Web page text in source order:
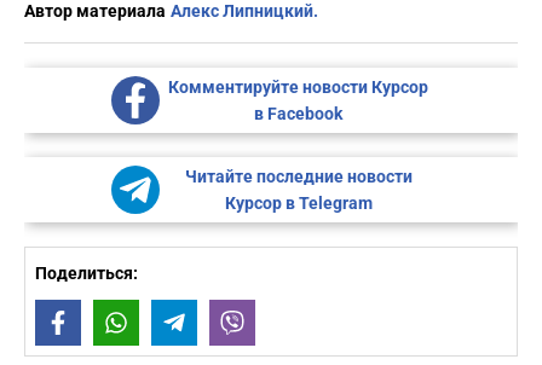
Автор материала Алекс Липницкий.
Комментируйте новости Курсор
в Facebook
Читайте последние новости
Курсор в Telegram
Поделиться:
FacebookWhatsAppTelegram